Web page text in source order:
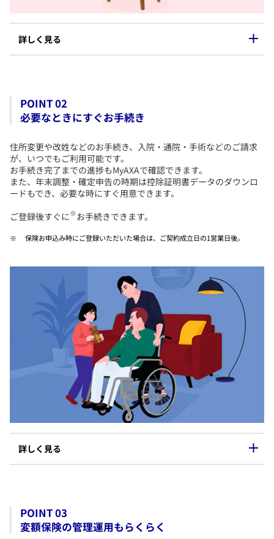
​詳しく見る
​契約内容
​保障内容
契約内容
​契約基本情報
​保険期間/保険料情報
​保険料のお支払い情報
保障内容
​主契約・特約に関する以下内容
​給付名称
​お支払事由/免責事項
​お支払額
​お支払限度
POINT 02
必要なときにすぐお手続き
​住所変更や改姓などのお手続き、入院・通院・手術などのご請求
が、いつでもご利用可能です。
お手続き完了までの進捗もMyAXAで確認できます。
また、年末調整・確定申告の時期は控除証明書データのダウンロ
ードもでき、必要な時にすぐ用意できます。
ご登録後すぐに※お手続きできます。
​保険お申込み時にご登録いただいた場合は、ご契約成立日の1営業日後。
​詳しく見る
​入院・手術等の請求
​住所・電話番号変更
POINT 03
変額保険の管理運用もらくらく